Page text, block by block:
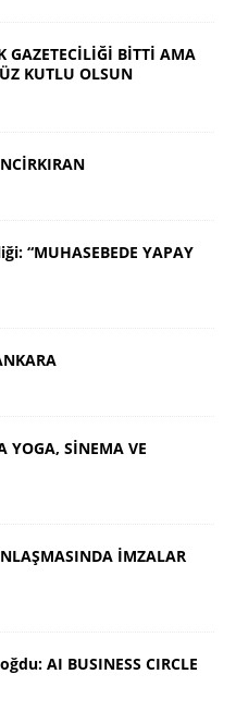
GAZETECİLİĞİ BİTTİ AMA
KUTLU OLSUN
“MUHASEBEDE YAPAY
YOGA, SİNEMA VE
İMZALAR
AI BUSINESS CIRCLE